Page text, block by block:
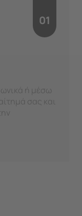
01
ή μέσω
σας και